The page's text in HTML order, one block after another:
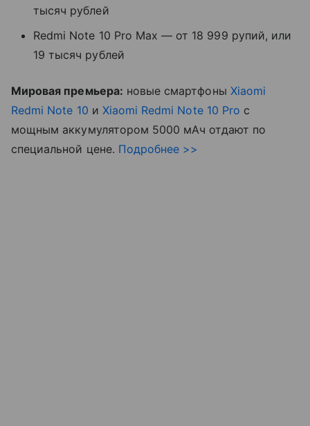
тысяч рублей
Redmi Note 10 Pro Max — от 18 999 рупий, или
19 тысяч рублей
Мировая премьера: новые смартфоны Xiaomi
Redmi Note 10 и Xiaomi Redmi Note 10 Pro с
мощным аккумулятором 5000 мАч отдают по
специальной цене. Подробнее >>